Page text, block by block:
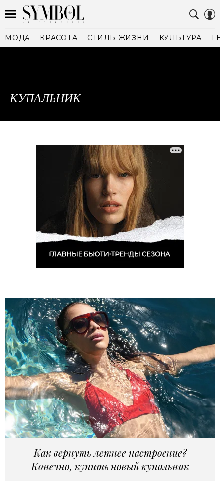
МОДА КРАСОТА СТИЛЬ ЖИЗНИ КУЛЬТУРА
КУПАЛЬНИК
Как вернуть летнее настроение?
Конечно, купить новый купальник